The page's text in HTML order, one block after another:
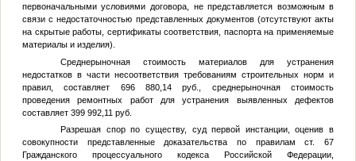
первоначальными условиями договора, не представляется возможным в
связи с недостаточностью представленных документов (отсутствуют акты
на скрытые работы, сертификаты соответствия, паспорта на применяемые
материалы и изделия).
Среднерыночная стоимость материалов для устранения
недостатков в части несоответствия требованиям строительных норм и
правил, составляет 696 880,14 руб., среднерыночная стоимость
проведения ремонтных работ для устранения выявленных дефектов
составляет 399 992,11 руб.
Разрешая спор по существу, суд первой инстанции, оценив в
совокупности представленные доказательства по правилам ст. 67
Гражданского процессуального кодекса Российской Федерации,